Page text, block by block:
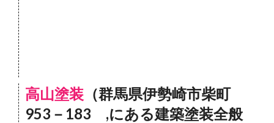
高山塗装 （群馬県伊勢崎市柴町
953－183 ,にある建築塗装全般